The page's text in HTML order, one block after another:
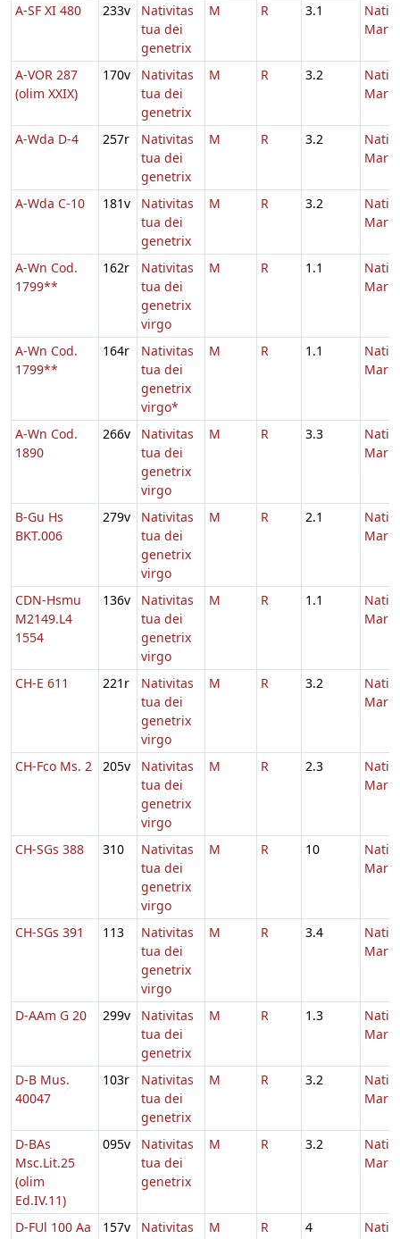
A-SF XI 480 233v
Nativitas
tua dei
genetrix
M R 3.1
A-VOR 287
(olim XXIX)
170v
Nativitas
tua dei
genetrix
M R 3.2
A-Wda D-4 257r
Nativitas
tua dei
genetrix
M R 3.2
A-Wda C-10 181v
Nativitas
tua dei
genetrix
M R 3.2
A-Wn Cod.
1799**
162r
Nativitas
tua dei
genetrix
virgo
M R 1.1
A-Wn Cod.
1799**
164r
Nativitas
tua dei
genetrix
virgo*
M R 1.1
A-Wn Cod.
1890
266v
Nativitas
tua dei
genetrix
virgo
M R 3.3
B-Gu Hs
BKT.006
279v
Nativitas
tua dei
genetrix
virgo
M R 2.1
CDN-Hsmu
M2149.L4
1554
136v
Nativitas
tua dei
genetrix
virgo
M R 1.1
CH-E 611 221r
Nativitas
tua dei
genetrix
virgo
M R 3.2
CH-Fco Ms. 2 205v
Nativitas
tua dei
genetrix
virgo
M R 2.3
CH-SGs 388 310
Nativitas
tua dei
genetrix
virgo
M R 10
CH-SGs 391 113
Nativitas
tua dei
genetrix
virgo
M R 3.4
D-AAm G 20 299v
Nativitas
tua dei
genetrix
M R 1.3
D-B Mus.
40047
103r
Nativitas
tua dei
genetrix
M R 3.2
D-BAs
Msc.Lit.25
(olim
Ed.IV.11)
095v
Nativitas
tua dei
genetrix
M R 3.2
D-FUl 100 Aa
157v
Nativitas
M R 4